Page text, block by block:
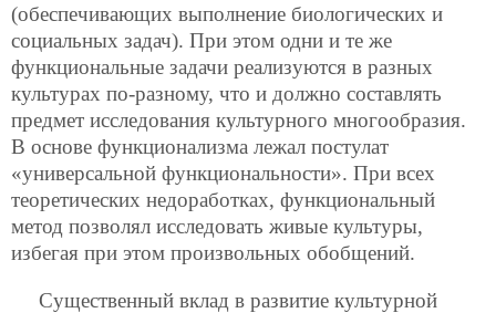
(обеспечивающих выполнение биологических и
социальных задач). При этом одни и те же
функциональные задачи реализуются в разных
культурах по-разному, что и должно составлять
предмет исследования культурного многообразия.
В основе функционализма лежал постулат
«универсальной функциональности». При всех
теоретических недоработках, функциональный
метод позволял исследовать живые культуры,
избегая при этом произвольных обобщений.
Существенный вклад в развитие культурной